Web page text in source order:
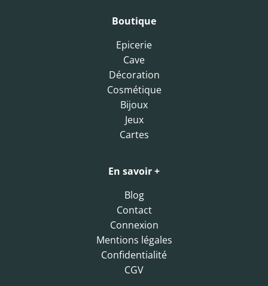
Boutique
Epicerie
Cave
Décoration
Cosmétique
Bijoux
Jeux
Cartes
En savoir +
Blog
Contact
Connexion
Mentions légales
Confidentialité
CGV